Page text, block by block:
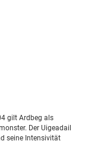
gilt Ardbeg als
Der Uigeadail
seine Intensivität